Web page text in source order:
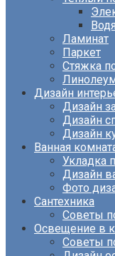
Ламинат
Паркет
Стяжка
Дизайн
Дизайн
Дизайн
Дизайн
Ванная
Укладка
Дизайн
Фото
Сантехника
Советы
Освещение в
Советы